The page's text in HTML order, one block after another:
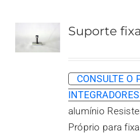
Suporte
CONSULTE O
alumínio
Próprio para